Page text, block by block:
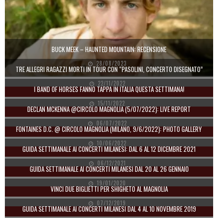
BUCK MEEK – HAUNTED MOUNTAIN: RECENSIONE
28/08/2023
TRE ALLEGRI RAGAZZI MORTI IN TOUR CON “PASOLINI, CONCERTO DISEGNATO”
22/11/2022
I BAND OF HORSES FANNO TAPPA IN ITALIA QUESTA SETTIMANA!
15/11/2022
DECLAN MCKENNA @CIRCOLO MAGNOLIA (5/07/2022): LIVE REPORT
06/07/2022
FONTAINES D.C. @ CIRCOLO MAGNOLIA (MILANO, 9/6/2022): PHOTO GALLERY
10/06/2022
GUIDA SETTIMANALE AI CONCERTI MILANESI: DAL 6 AL 12 DICEMBRE 2021
06/12/2021
GUIDA SETTIMANALE AI CONCERTI MILANESI DAL 20 AL 26 GENNAIO
19/01/2020
VINCI DUE BIGLIETTI PER SHIGHETO AL MAGNOLIA
07/12/2019
GUIDA SETTIMANALE AI CONCERTI MILANESI DAL 4 AL 10 NOVEMBRE 2019